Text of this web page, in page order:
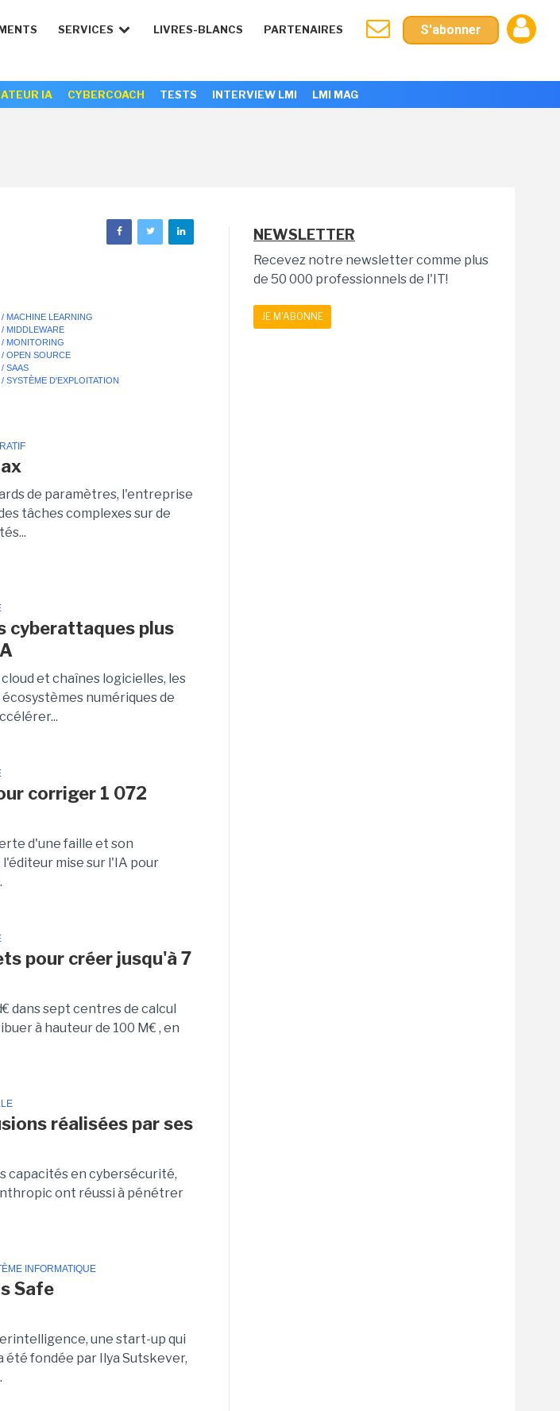
SERVICES LIVRES-BLANCS PARTENAIRES S'abonner
IA CYBERCOACH TESTS INTERVIEW LMI LMI MAG
/ MACHINE LEARNING
/ MIDDLEWARE
/ MONITORING
/ OPEN SOURCE
/ SAAS
/ SYSTÈME D'EXPLOITATION
de paramètres, l'entreprise
tâches complexes sur de
cyberattaques plus
et chaînes logicielles, les
numériques de
corriger 1 072
d'une faille et son
mise sur l'IA pour
pour créer jusqu'à 7
dans sept centres de calcul
à hauteur de 100 M€ , en
réalisées par ses
capacités en cybersécurité,
ont réussi à pénétrer
INFORMATIQUE
Safe
une start-up qui
été fondée par Ilya Sutskever,
NEWSLETTER
Recevez notre newsletter comme plus
de 50 000 professionnels de l'IT!
JE M'ABONNE